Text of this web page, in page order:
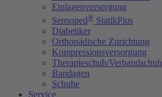
Einlagenversorgung
Sensoped® StatikPlus
Diabetiker
Orthopädische Zurichtung
Kompressionsversorgung
Therapieschuh/Verbandschuh
Bandagen
Schuhe
Service